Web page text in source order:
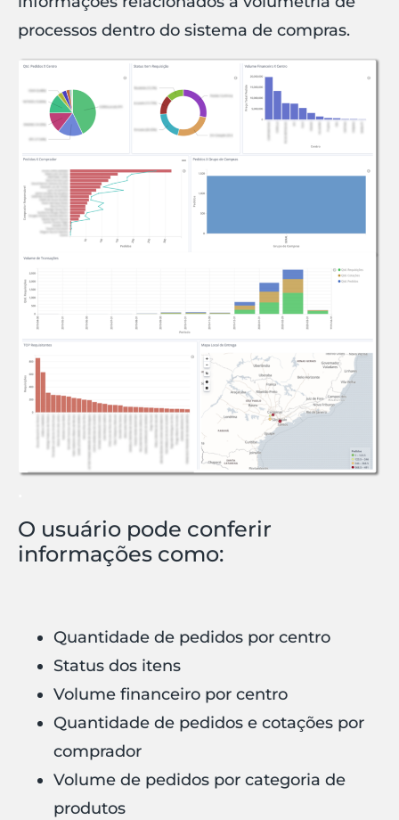
processos dentro do sistema de compras.
O usuário pode conferir
informações como:
Quantidade de pedidos por centro
Status dos itens
Volume financeiro por centro
Quantidade de pedidos e cotações por
comprador
Volume de pedidos por categoria de
produtos